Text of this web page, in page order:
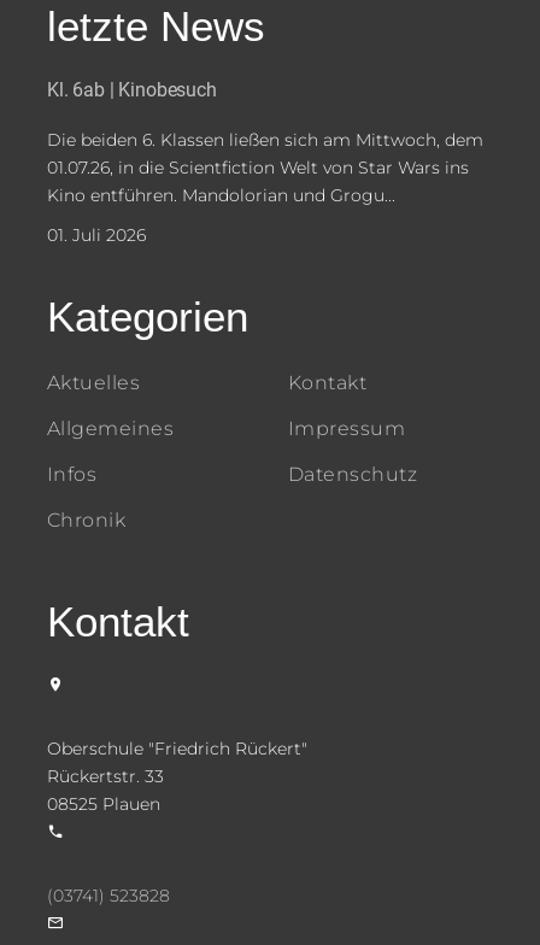
letzte News
Kl. 6ab | Kinobesuch
Die beiden 6. Klassen ließen sich am Mittwoch, dem
01.07.26, in die Scientfiction Welt von Star Wars ins
Kino entführen. Mandolorian und Grogu...
01. Juli 2026
Kategorien
Aktuelles
Allgemeines
Infos
Chronik
Kontakt
Impressum
Datenschutz
Kontakt
Oberschule "Friedrich Rückert"
Rückertstr. 33
08525 Plauen
(03741) 523828